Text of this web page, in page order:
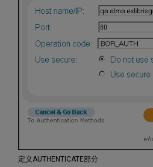
定义AUTHENTICATE部分